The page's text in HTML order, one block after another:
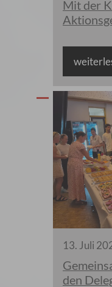
Mit der
Auwald
13.Juli
den